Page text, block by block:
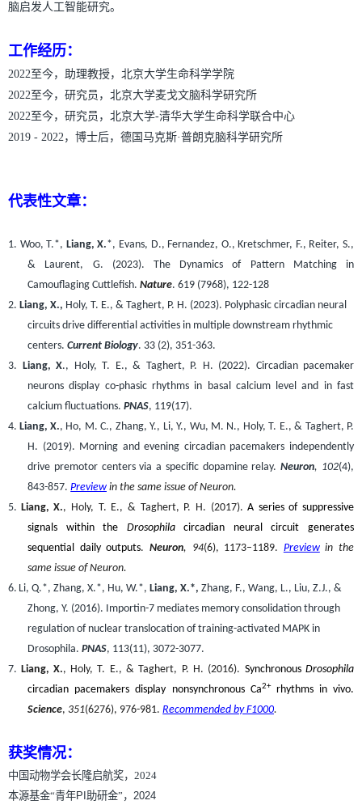
脑启发人工智能研究。
工作经历：
2022至今，助理教授，北京大学生命科学学院
2022至今，研究员，北京大学麦戈文脑科学研究所
2022至今，研究员，北京大学-清华大学生命科学联合中心
2019 - 2022，博士后，德国马克斯·普朗克脑科学研究所
代表性文章：
1. Woo, T.*, Liang, X.*, Evans, D., Fernandez, O., Kretschmer, F., Reiter, S.,
& Laurent, G. (2023). The Dynamics of Pattern Matching in
Camouflaging Cuttlefish.Nature. 619 (7968), 122-128
2. Liang, X., Holy, T. E., & Taghert, P. H. (2023). Polyphasic circadian neural
circuits drive differential activities in multiple downstream rhythmic
centers.Current Biology. 33 (2), 351-363.
3. Liang, X., Holy, T. E., & Taghert, P. H. (2022). Circadian pacemaker
neurons display co-phasic rhythms in basal calcium level and in fast
calcium fluctuations.PNAS, 119(17).
4. Liang, X., Ho, M. C., Zhang, Y., Li, Y., Wu, M. N., Holy, T. E., & Taghert, P.
H. (2019). Morning and evening circadian pacemakers independently
drive premotor centers via a specific dopamine relay.Neuron, 102(4),
843-857.Preview in the same issue of Neuron.
5. Liang, X., Holy, T. E., & Taghert, P. H. (2017). A series of suppressive
signals within the Drosophilacircadian neural circuit generates
sequential daily outputs. Neuron, 94(6), 1173–1189. Previewin the
same issue of Neuron.
6. Li, Q.*, Zhang, X.*, Hu, W.*,Liang, X.*, Zhang, F., Wang, L., Liu, Z.J., &
Zhong, Y. (2016). Importin-7 mediates memory consolidation through
regulation of nuclear translocation of training-activated MAPK in
Drosophila.PNAS, 113(11), 3072-3077.
7. Liang, X., Holy, T. E., & Taghert, P. H. (2016). SynchronousDrosophila
circadian pacemakers display nonsynchronous Ca2+rhythms in vivo.
Science, 351(6276), 976-981.Recommended by F1000.
获奖情况：
中国动物学会长隆启航奖，2024
本源基金“青年PI 助研金”， 2024